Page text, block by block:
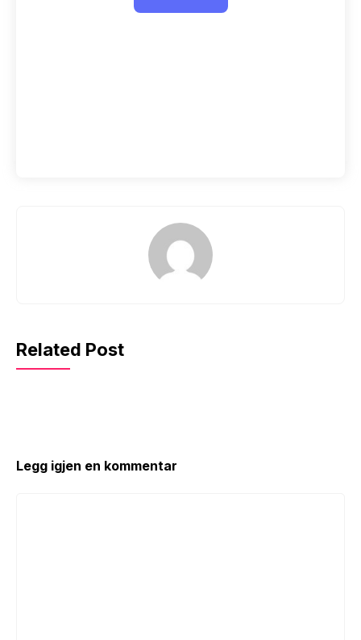
Related Post
Legg igjen en kommentar